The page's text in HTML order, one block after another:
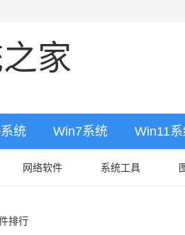
家
统 Win7系统 Win11
网络软件 系统工具
排行